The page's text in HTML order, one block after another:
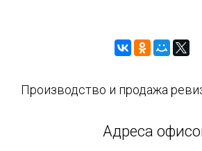
Производство и продажа
Адреса